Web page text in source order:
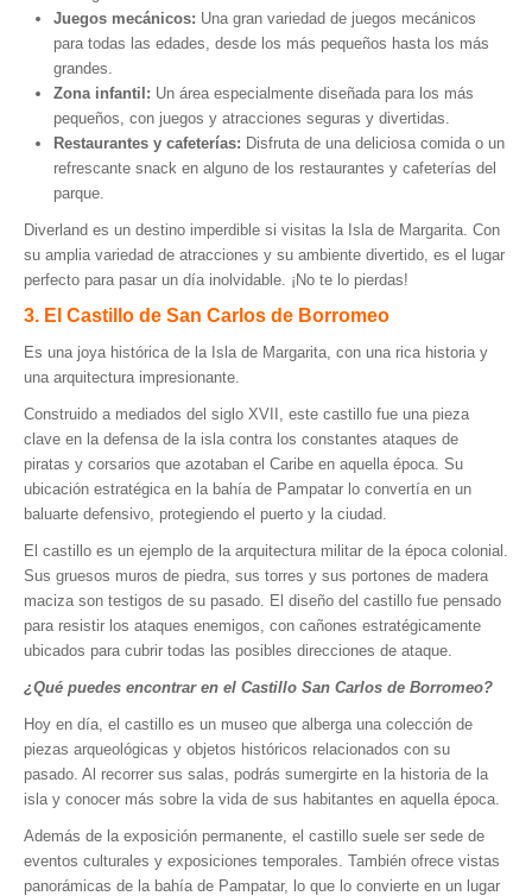
Juegos mecánicos: Una gran variedad de juegos mecánicos
para todas las edades, desde los más pequeños hasta los más
grandes.
Zona infantil: Un área especialmente diseñada para los más
pequeños, con juegos y atracciones seguras y divertidas.
Restaurantes y cafeterías: Disfruta de una deliciosa comida o un
refrescante snack en alguno de los restaurantes y cafeterías del
parque.
Diverland es un destino imperdible si visitas la Isla de Margarita. Con
su amplia variedad de atracciones y su ambiente divertido, es el lugar
perfecto para pasar un día inolvidable. ¡No te lo pierdas!
3. El Castillo de San Carlos de Borromeo
Es una joya histórica de la Isla de Margarita, con una rica historia y
una arquitectura impresionante.
Construido a mediados del siglo XVII, este castillo fue una pieza
clave en la defensa de la isla contra los constantes ataques de
piratas y corsarios que azotaban el Caribe en aquella época. Su
ubicación estratégica en la bahía de Pampatar lo convertía en un
baluarte defensivo, protegiendo el puerto y la ciudad.
El castillo es un ejemplo de la arquitectura militar de la época colonial.
Sus gruesos muros de piedra, sus torres y sus portones de madera
maciza son testigos de su pasado. El diseño del castillo fue pensado
para resistir los ataques enemigos, con cañones estratégicamente
ubicados para cubrir todas las posibles direcciones de ataque.
¿Qué puedes encontrar en el Castillo San Carlos de Borromeo?
Hoy en día, el castillo es un museo que alberga una colección de
piezas arqueológicas y objetos históricos relacionados con su
pasado. Al recorrer sus salas, podrás sumergirte en la historia de la
isla y conocer más sobre la vida de sus habitantes en aquella época.
Además de la exposición permanente, el castillo suele ser sede de
eventos culturales y exposiciones temporales. También ofrece vistas
panorámicas de la bahía de Pampatar, lo que lo convierte en un lugar